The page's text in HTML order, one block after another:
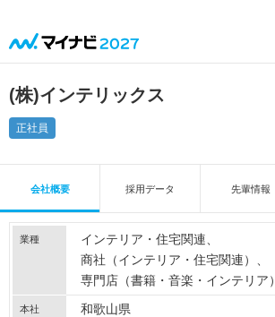
(株)インテリックス
正社員
会社概要 採用データ 先輩情報
業種
インテリア・住宅関連
商社（インテリア・住宅関連）
専門店（書籍・音楽・インテリア）
本社 和歌山県